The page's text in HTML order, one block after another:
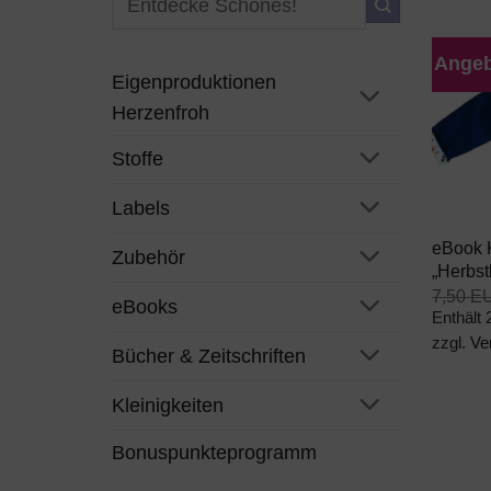
Eigenproduktionen
Herzenfroh
Stoffe
Labels
Zubehör
eBooks
Bücher & Zeitschriften
Kleinigkeiten
Bonuspunkteprogramm
eBook
7,50
Enthält
zzgl.